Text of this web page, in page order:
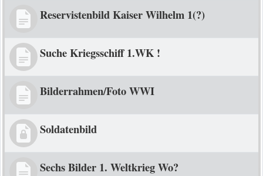
Reservistenbild Kaiser Wilhelm 1(?)
Suche Kriegsschiff 1.WK !
Bilderrahmen/Foto WWI
Soldatenbild
Sechs Bilder 1. Weltkrieg Wo?